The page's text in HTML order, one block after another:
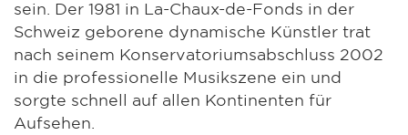
sein. Der 1981 in La-Chaux-de-Fonds in der
Schweiz geborene dynamische Künstler trat
nach seinem Konservatoriumsabschluss 2002
in die professionelle Musikszene ein und
sorgte schnell auf allen Kontinenten für
Aufsehen.